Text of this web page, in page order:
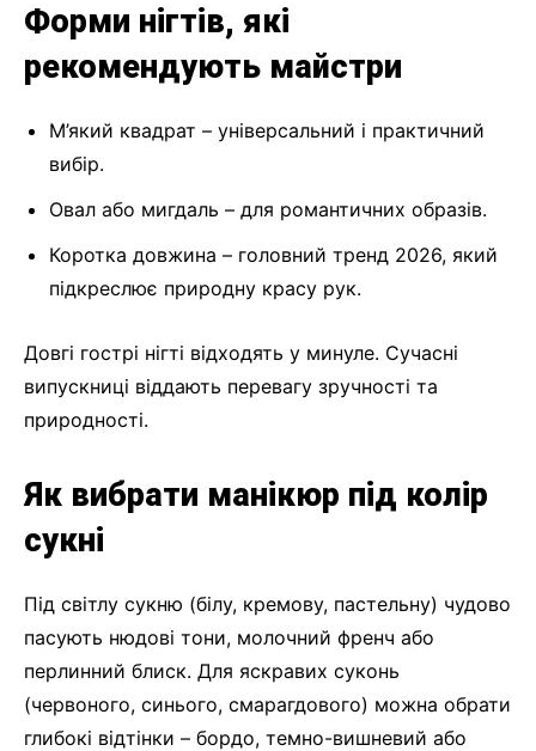
Форми нігтів, які
рекомендують майстри
М’який квадрат – універсальний і практичний
вибір.
Овал або мигдаль – для романтичних образів.
Коротка довжина – головний тренд 2026, який
підкреслює природну красу рук.
Довгі гострі нігті відходять у минуле. Сучасні
випускниці віддають перевагу зручності та
природності.
Як вибрати манікюр під колір
сукні
Під світлу сукню (білу, кремову, пастельну) чудово
пасують нюдові тони, молочний френч або
перлинний блиск. Для яскравих суконь
(червоного, синього, смарагдового) можна обрати
глибокі відтінки – бордо, темно-вишневий або